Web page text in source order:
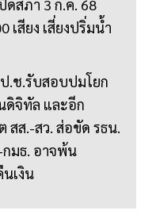
ดสภา 3 ก.ค. 68
เสียง เสี่ยงปริ่มน้ำ
.ช.รับสอบปมโยก
ดิจิทัล และอีก
สส.-สว. ส่อขัด รธน.
มธ. อาจพ้น
เงิน